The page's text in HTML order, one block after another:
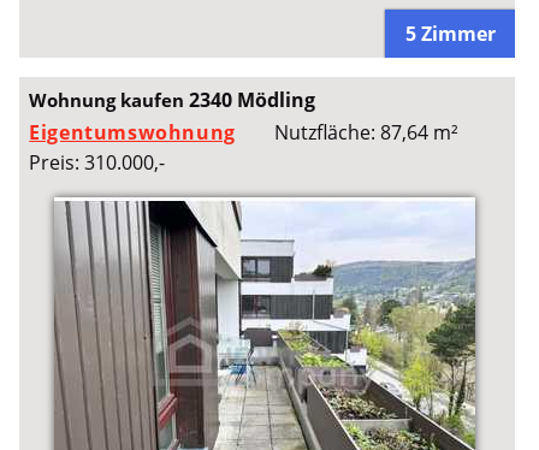
5 Zimmer
Wohnung kaufen2340 Mödling
Eigentumswohnung
Nutzfläche: 87,64 m²
Preis: 310.000,-